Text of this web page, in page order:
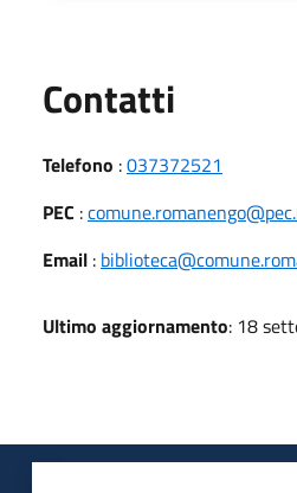
Contatti
Telefono :037372521
PEC :
Email :
Ultimo aggiornamento: 18